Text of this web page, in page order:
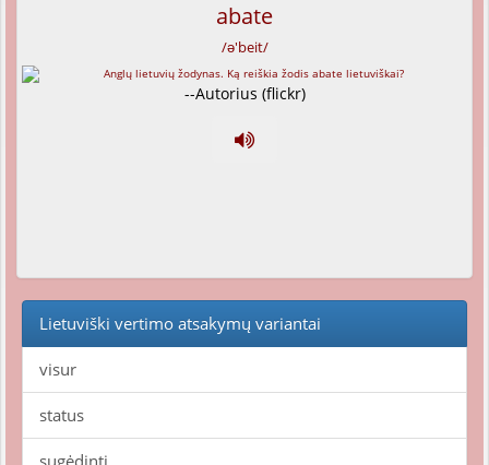
abate
/ə'beit/
--Autorius (flickr)
Lietuviški vertimo atsakymų variantai
visur
status
sugėdinti